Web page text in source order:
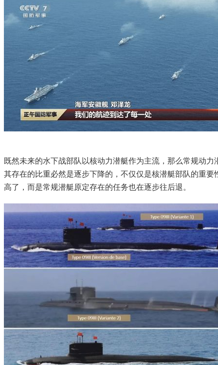
既然未来的水下战部队以核动力潜艇作为主流，那么常规动力
其存在的比重必然是逐步下降的，不仅仅是核潜艇部队的重要
高了，而是常规潜艇原定存在的任务也在逐步往后退。